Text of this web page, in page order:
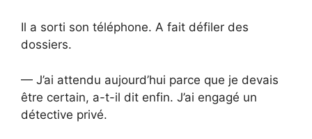
Il a sorti son téléphone. A fait défiler des
dossiers.
— J’ai attendu aujourd’hui parce que je devais
être certain, a-t-il dit enfin. J’ai engagé un
détective privé.